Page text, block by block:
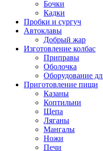
Бочки
Кадки
Пробки и сургуч
Автоклавы
Добрый жар
Изготовление колбас
Приправы
Оболочка
Оборудование
Приготовление пищи
Казаны
Коптильни
Щепа
Ляганы
Мангалы
Ножи
Печи